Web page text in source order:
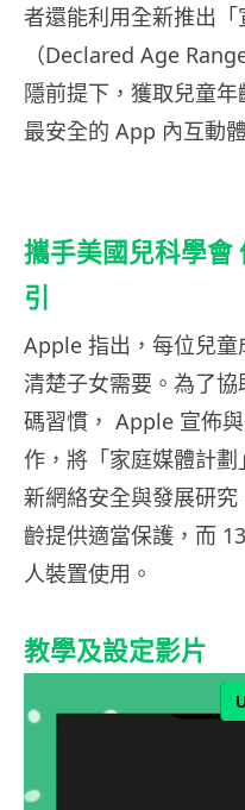
者還能利用全新推出「
（Declared Age
隱前提下，獲取兒童
最安全的 App 內互動
攜手美國兒科學會
引
Apple 指出，每位兒
清楚子女需要。為了
碼習慣， Apple 宣佈
作，將「家庭媒體計
新網絡安全與發展研
齡提供適當保護，而
人裝置使用。
教學及設定影片